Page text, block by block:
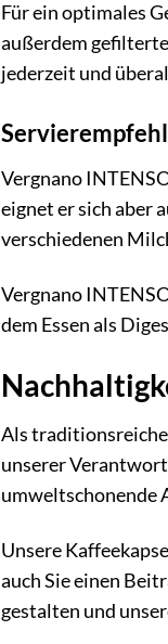
Für ein optimales
außerdem
jederzeit und
Vergnano
eignet er sich aber
verschiedenen
Vergnano
dem Essen als
Als
unserer
umweltschonende
Unsere
auch Sie einen
gestalten und